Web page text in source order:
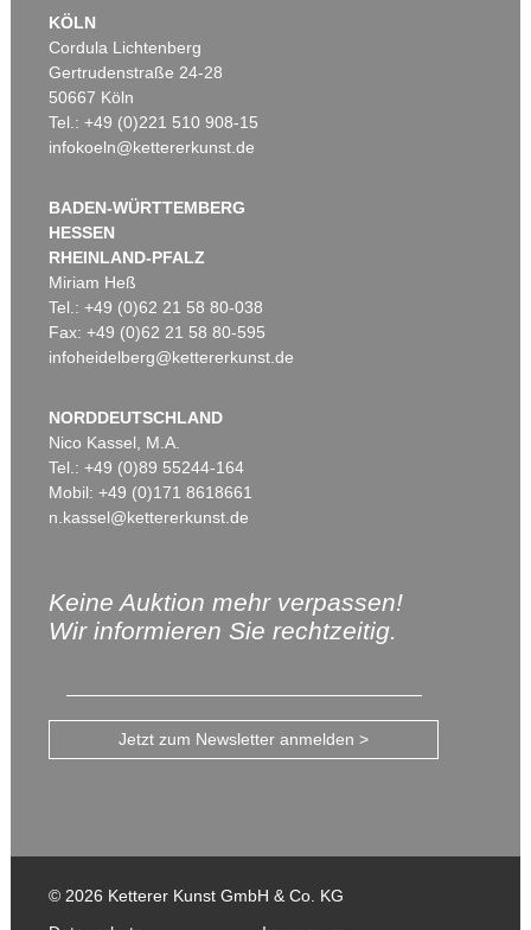
KÖLN
Cordula Lichtenberg
Gertrudenstraße 24-28
50667 Köln
Tel.: +49 (0)221 510 908-15
infokoeln@kettererkunst.de
BADEN-WÜRTTEMBERG
HESSEN
RHEINLAND-PFALZ
Miriam Heß
Tel.: +49 (0)62 21 58 80-038
Fax: +49 (0)62 21 58 80-595
infoheidelberg@kettererkunst.de
NORDDEUTSCHLAND
Nico Kassel, M.A.
Tel.: +49 (0)89 55244-164
Mobil: +49 (0)171 8618661
n.kassel@kettererkunst.de
Keine Auktion mehr verpassen!
Wir informieren Sie rechtzeitig.
Jetzt zum Newsletter anmelden >
© 2026 Ketterer Kunst GmbH & Co. KG